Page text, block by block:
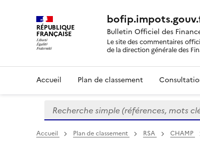
RÉPUBLIQUE
FRANÇAISE Bulletin Officiel des
Le site des commentaires
de la direction générale des
Accueil Plan de classement
Formulaire
de
recherche
Recherche simple (références, mots
Accueil Plan de classement RSA CHAMP